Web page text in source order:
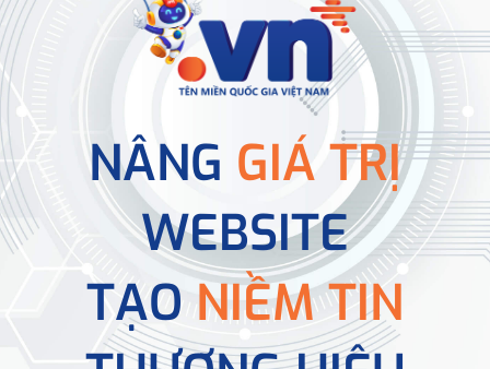
NÂNG GIÁ TRỊ
WEBSITE
TẠONIỀM TIN